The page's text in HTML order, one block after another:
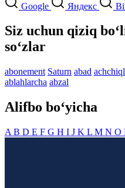
Google Яндекс
Siz uchun qiziq
so‘zlar
abonement Saturn abad
ablahlarcha abzal
Alifbo bo‘yicha
A B D E F G H I J K L M N O